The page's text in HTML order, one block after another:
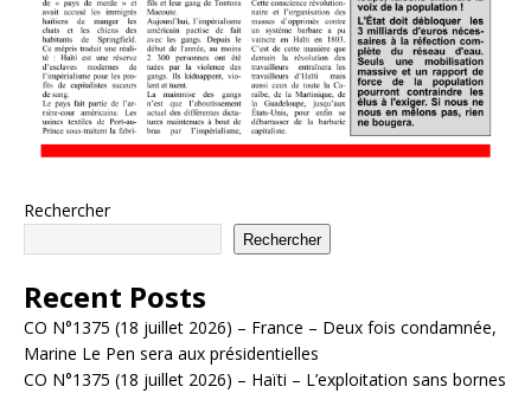
Rechercher
Rechercher
Recent Posts
CO N°1375 (18 juillet 2026) – France – Deux fois condamnée,
Marine Le Pen sera aux présidentielles
CO N°1375 (18 juillet 2026) – Haïti – L’exploitation sans bornes